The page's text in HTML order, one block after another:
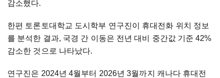
감소했다.
한편 토론토대학교 도시학부 연구진이 휴대전화 위치 정보
를 분석한 결과, 국경 간 이동은 전년 대비 중간값 기준 42%
감소한 것으로 나타났다.
연구진은 2024년 4월부터 2026년 3월까지 캐나다 휴대전